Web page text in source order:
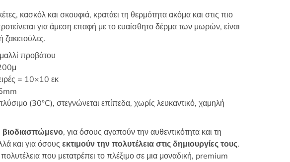
κασκόλ και σκουφιά, κρατάει τη θερμότητα ακόμα και στις πιο
για άμεση επαφή με το ευαίσθητο δέρμα των μωρών, είναι
ζακετούλες.
προβάτου
= 10×10 εκ
(30°C), στεγνώνεται επίπεδα, χωρίς λευκαντικό, χαμηλή
βιοδιασπώμενο, για όσους αγαπούν την αυθεντικότητα και τη
και για όσους εκτιμούν την πολυτέλεια στις δημιουργίες τους.
που μετατρέπει το πλέξιμο σε μια μοναδική, premium